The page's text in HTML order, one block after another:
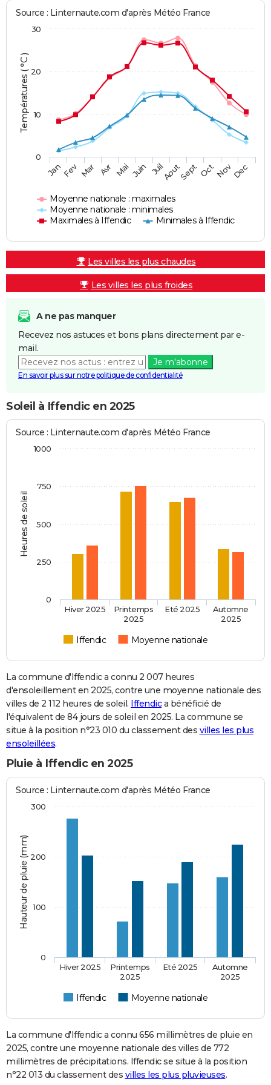
Températures ( °C )
Source : Linternaute.com d'après Météo France
Moyenne nationale : maximales
Moyenne nationale : minimales
Maximales à Iffendic
Minimales à Iffendic
JanFev Mar Avr Mai Juin JuilAoutSept OctNovDec
0
10
20
30
Les villes les plus chaudes
Les villes les plus froides
A ne pas manquer
Recevez nos astuces et bons plans directement par e-
mail.
Je m'abonne
En savoir plus sur notre politique de confidentialité
Soleil à Iffendic en 2025
Heures de soleil
Source : Linternaute.com d'après Météo France
Iffendic Moyenne nationale
Hiver 2025
Printemps
2025
Eté 2025
Automne
2025
0
250
500
750
1000
La commune d'Iffendic a connu 2 007 heures
d'ensoleillement en 2025, contre une moyenne nationale des
villes de 2 112 heures de soleil. Iffendica bénéficié de
l'équivalent de 84 jours de soleil en 2025. La commune se
situe à la position n°23 010 du classement des villes les plus
ensoleillées.
Pluie à Iffendic en 2025
Hauteur de pluie (mm)
Source : Linternaute.com d'après Météo France
Iffendic Moyenne nationale
Hiver 2025
Printemps
2025
Eté 2025
Automne
2025
0
100
200
300
La commune d'Iffendic a connu 656 millimètres de pluie en
2025, contre une moyenne nationale des villes de 772
millimètres de précipitations. Iffendic se situe à la position
n°22 013 du classement des villes les plus pluvieuses.